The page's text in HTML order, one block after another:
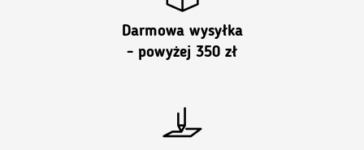
Darmowa wysyłka
- powyżej 350 zł